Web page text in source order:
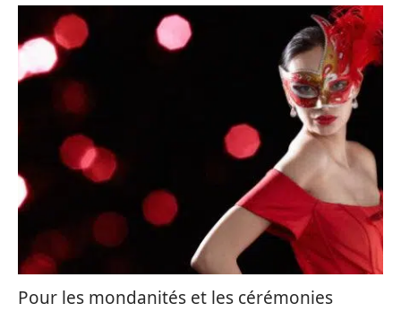
Pour les mondanités et les cérémonies